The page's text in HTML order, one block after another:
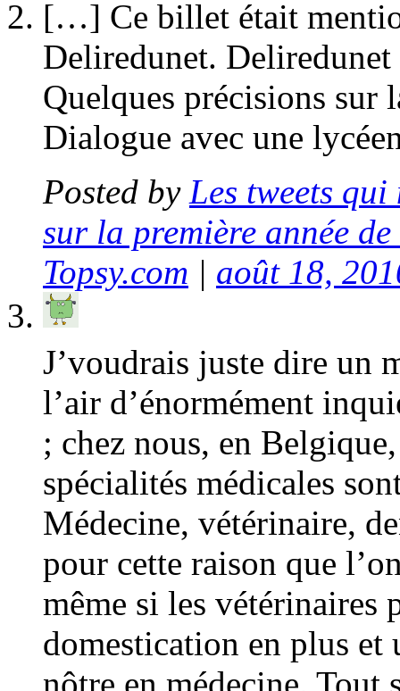
[…] Ce billet était
Deliredunet.
Quelques précisions sur
Dialogue avec une
Posted by Les tweets
sur la première année
Topsy.com | août 18,
J’voudrais juste dire un
l’air d’énormément
; chez nous, en
spécialités médicales
Médecine, vétérinaire,
pour cette raison que
même si les vétérinaires
domestication en plus